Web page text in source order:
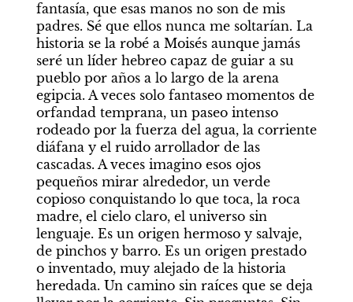
fantasía, que esas manos no son de mis
padres. Sé que ellos nunca me soltarían. La
historia se la robé a Moisés aunque jamás
seré un líder hebreo capaz de guiar a su
pueblo por años a lo largo de la arena
egipcia. A veces solo fantaseo momentos de
orfandad temprana, un paseo intenso
rodeado por la fuerza del agua, la corriente
diáfana y el ruido arrollador de las
cascadas. A veces imagino esos ojos
pequeños mirar alrededor, un verde
copioso conquistando lo que toca, la roca
madre, el cielo claro, el universo sin
lenguaje. Es un origen hermoso y salvaje,
de pinchos y barro. Es un origen prestado
o inventado, muy alejado de la historia
heredada. Un camino sin raíces que se deja